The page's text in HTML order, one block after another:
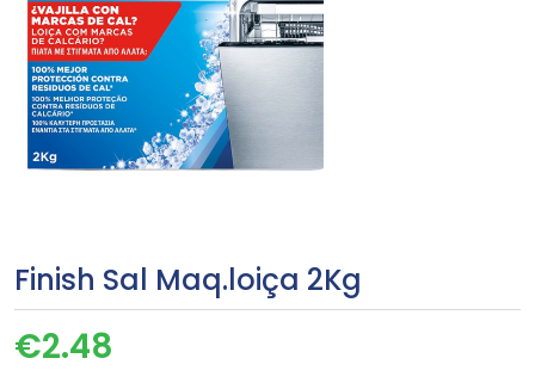
Finish Sal Maq.loiça 2Kg
€2.48